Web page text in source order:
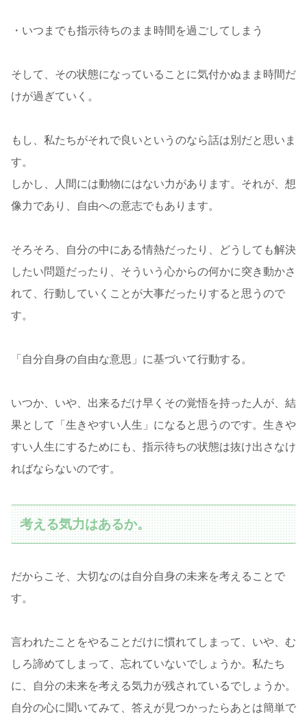
・いつまでも指示待ちのまま時間を過ごしてしまう
そして、その状態になっていることに気付かぬまま時間だ
けが過ぎていく。
もし、私たちがそれで良いというのなら話は別だと思いま
す。
しかし、人間には動物にはない力があります。それが、想
像力であり、自由への意志でもあります。
そろそろ、自分の中にある情熱だったり、どうしても解決
したい問題だったり、そういう心からの何かに突き動かさ
れて、行動していくことが大事だったりすると思うので
す。
「自分自身の自由な意思」に基づいて行動する。
いつか、いや、出来るだけ早くその覚悟を持った人が、結
果として「生きやすい人生」になると思うのです。生きや
すい人生にするためにも、指示待ちの状態は抜け出さなけ
ればならないのです。
考える気力はあるか。
だからこそ、大切なのは自分自身の未来を考えることで
す。
言われたことをやることだけに慣れてしまって、いや、む
しろ諦めてしまって、忘れていないでしょうか。私たち
に、自分の未来を考える気力が残されているでしょうか。
自分の心に聞いてみて、答えが見つかったらあとは簡単で